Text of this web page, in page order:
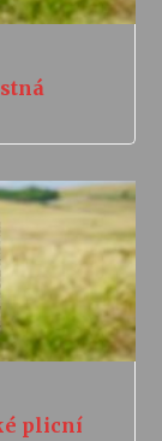
plicní